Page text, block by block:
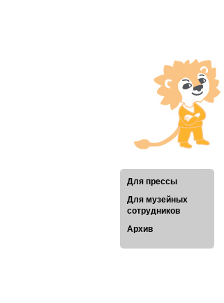
Для прессы
Для музейных
сотрудников
Архив